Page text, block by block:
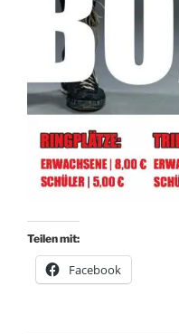
Teilen mit:
Facebook